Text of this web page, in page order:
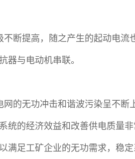
断提高，随之产生的起动电流
器与电动机串联。
的无功冲击和谐波污染呈不断
统的经济效益和改善供电质量
满足工矿企业的无功需求，稳